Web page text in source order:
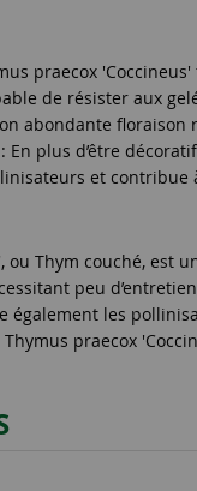
praecox
de résister aux
abondante
En plus d’être
et contribue
ou Thym couché, est
peu
également les
praecox